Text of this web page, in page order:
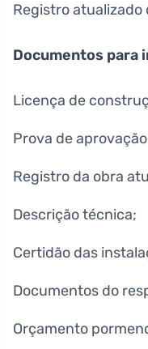
Registro atualizado
Documentos para
Licença de
Prova de
Registro da obra
Descrição técnica;
Certidão das
Documentos do
Orçamento